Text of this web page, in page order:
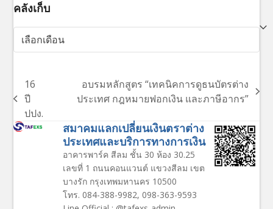
คลังเก็บ
คลัง
เก็บ
previous
post:
16
ปี
ปปง.
อบรมหลักสูตร “เทคนิคการดูธนบัตรต่าง
ประเทศ กฎหมายฟอกเงิน และภาษีอากร”
สมาคมแลกเปลี่ยนเงินตราต่าง
ประเทศและบริการทางการเงิน
อาคารพาร์ค สีลม ชั้น 30 ห้อง 30.25
เลขที่ 1 ถนนคอนแวนต์ แขวงสีลม เขต
บางรัก กรุงเทพมหานคร 10500
โทร. 084-388-9982, 098-363-9593